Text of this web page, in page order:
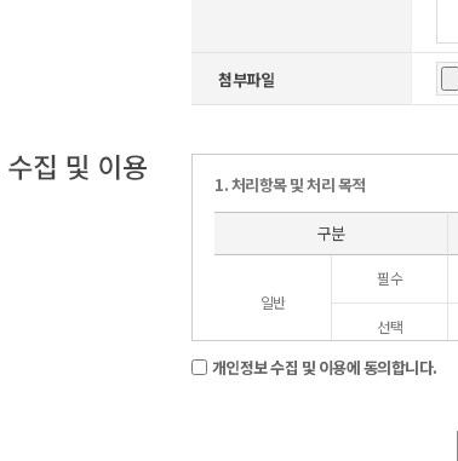
첨부파일
1. 처리항목 및 처리 목적
구분
일반
필수
선택
익명 필수
개인정보 수집 및 이용에 동의합니다.